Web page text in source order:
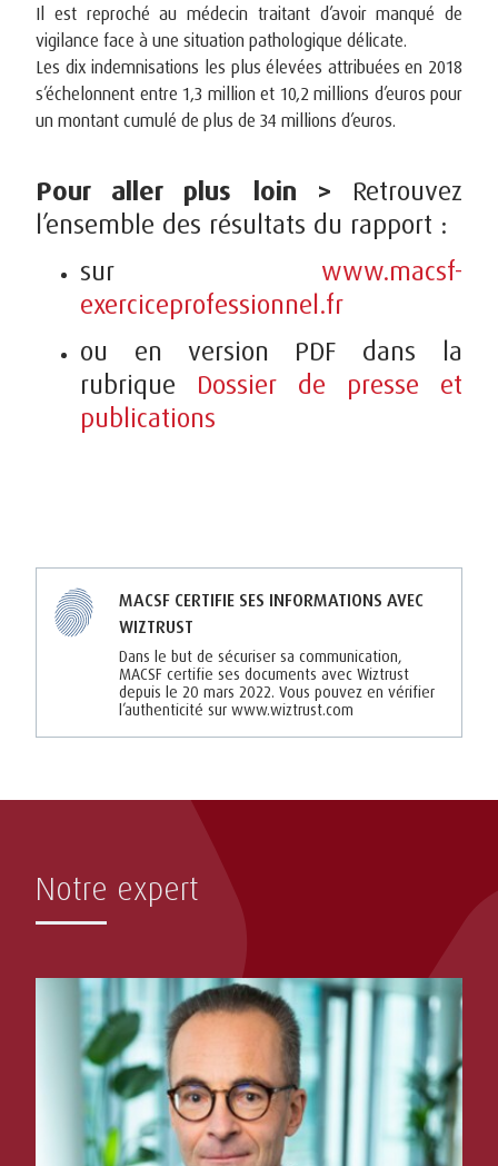
Il est reproché au médecin traitant d’avoir manqué de
vigilance face à une situation pathologique délicate.
Les dix indemnisations les plus élevées attribuées en 2018
s’échelonnent entre 1,3 million et 10,2 millions d’euros pour
un montant cumulé de plus de 34 millions d’euros.
Pour aller plus loin > Retrouvez
l’ensemble des résultats du rapport :
sur www.macsf-
exerciceprofessionnel.fr
ou en version PDF dans la
rubrique Dossier de presse et
publications
MACSF CERTIFIE SES INFORMATIONS AVEC
WIZTRUST
Dans le but de sécuriser sa communication,
MACSF certifie ses documents avec Wiztrust
depuis le 20 mars 2022. Vous pouvez en vérifier
l’authenticité sur www.wiztrust.com
Notre expert